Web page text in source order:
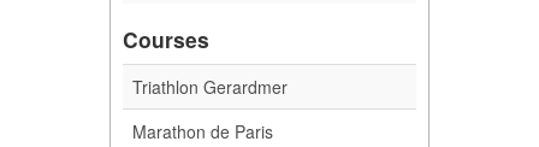
Courses
Triathlon Gerardmer
Marathon de Paris